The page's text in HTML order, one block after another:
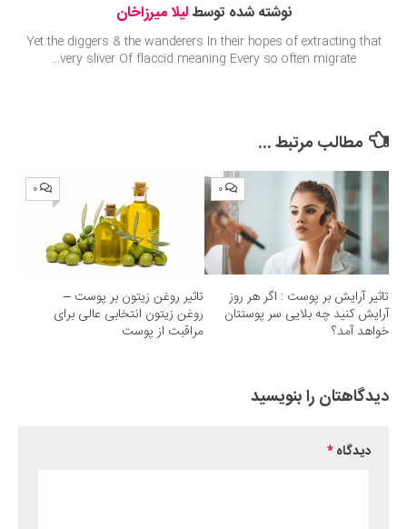
نوشته شده توسطلیلا میرزاخان
Yet the diggers & the wanderers In their hopes of extracting that
very sliver Of flaccid meaning Every so often migrate...
مطالب مرتبط ...
۰
تاثیر آرایش بر پوست : اگر هر روز
آرایش کنید چه بلایی سر پوستتان
خواهد آمد؟
۰
تاثیر روغن زیتون بر پوست –
روغن زیتون انتخابی عالی برای
مراقبت از پوست
دیدگاهتان را بنویسید
دیدگاه*